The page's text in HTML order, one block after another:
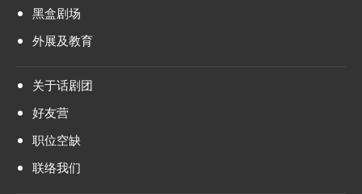
黑盒剧场
外展及教育
关于话剧团
好友营
职位空缺
联络我们